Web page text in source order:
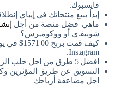
فايسبوك.
إبدأ ببيع منتجاتك في إيباي
ماهي أفضل منصة من أجل
شوبيفاي أو ووكوميرس؟
كيف قمت
Instagram.
افضل 5 طرق من اجل جلب الزوار لمتجرك
التسويق عن طريق المؤثرين
اجل مضاعفة أرباحك